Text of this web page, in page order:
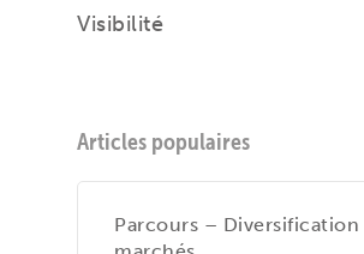
Visibilité
Articles populaires
Parcours – Diversification